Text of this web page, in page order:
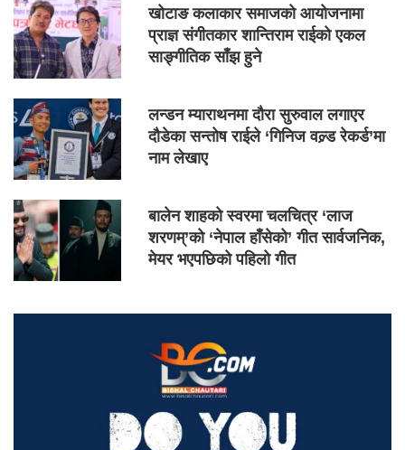
खोटाङ कलाकार समाजको आयोजनामा
प्राज्ञ संगीतकार शान्तिराम राईको एकल
साङ्गीतिक साँझ हुने
लन्डन म्याराथनमा दौरा सुरुवाल लगाएर
दौडेका सन्तोष राईले ‘गिनिज वल्र्ड रेकर्ड’मा
नाम लेखाए
बालेन शाहको स्वरमा चलचित्र ‘लाज
शरणम्’को ‘नेपाल हाँसेको’ गीत सार्वजनिक,
मेयर भएपछिको पहिलो गीत